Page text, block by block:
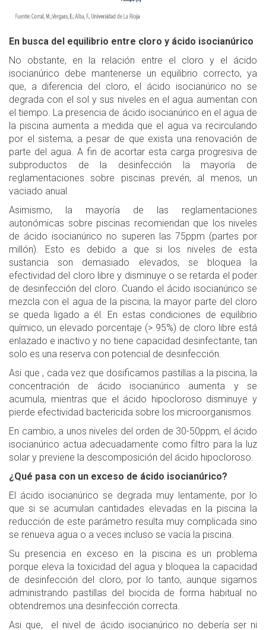
En busca del equilibrio entre cloro y ácido isocianúrico
No obstante, en la relación entre el cloro y el ácido
isocianúrico debe mantenerse un equilibrio correcto, ya
que, a diferencia del cloro, el ácido isocianúrico no se
degrada con el sol y sus niveles en el agua aumentan con
el tiempo. La presencia de ácido isocianúrico en el agua de
la piscina aumenta a medida que el agua va recirculando
por el sistema, a pesar de que exista una renovación de
parte del agua. A fin de acortar esta carga progresiva de
subproductos de la desinfección la mayoría de
reglamentaciones sobre piscinas prevén, al menos, un
vaciado anual.
Asimismo, la mayoría de las reglamentaciones
autonómicas sobre piscinas recomiendan que los niveles
de ácido isocianúrico no superen las 75ppm (partes por
millón). Esto es debido a que si los niveles de esta
sustancia son demasiado elevados, se bloquea la
efectividad del cloro libre y disminuye o se retarda el poder
de desinfección del cloro. Cuando el ácido isocianúrico se
mezcla con el agua de la piscina, la mayor parte del cloro
se queda ligado a él. En estas condiciones de equilibrio
químico, un elevado porcentaje (> 95%) de cloro libre está
enlazado e inactivo y no tiene capacidad desinfectante, tan
solo es una reserva con potencial de desinfección.
Asi que , cada vez que dosificamos pastillas a la piscina, la
concentración de ácido isocianúrico aumenta y se
acumula, mientras que el ácido hipocloroso disminuye y
pierde efectividad bactericida sobre los microorganismos.
En cambio, a unos niveles del orden de 30-50ppm, el ácido
isocianúrico actua adecuadamente como filtro para la luz
solar y previene la descomposición del ácido hipocloroso.
¿Qué pasa con un exceso de ácido isocianúrico?
El ácido isocianúrico se degrada muy lentamente, por lo
que si se acumulan cantidades elevadas en la piscina la
reducción de este parámetro resulta muy complicada sino
se renueva agua o a veces incluso se vacía la piscina.
Su presencia en exceso en la piscina es un problema
porque eleva la toxicidad del agua y bloquea la capacidad
de desinfección del cloro, por lo tanto, aunque sigamos
administrando pastillas del biocida de forma habitual no
obtendremos una desinfección correcta.
Asi que, el nivel de ácido isocianúrico no debería ser ni